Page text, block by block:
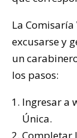
La
excusarse y
un
los pasos:
Ingresar a
Única.
Completar